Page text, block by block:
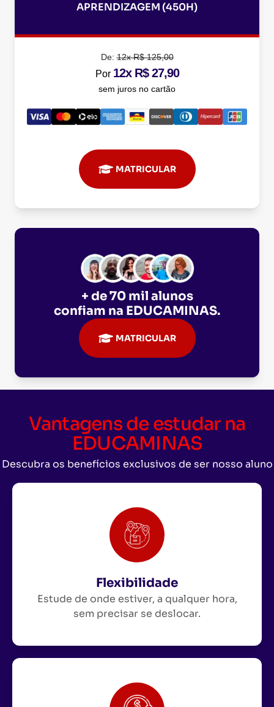
APRENDIZAGEM (450H)
De:12x R$ 125,00
Por 12x R$ 27,90
sem juros no cartão
MATRICULAR
+ de 70 mil alunos
confiam na EDUCAMINAS.
MATRICULAR
Vantagens de estudar na
EDUCAMINAS
Descubra os benefícios exclusivos de ser nosso aluno
Flexibilidade
Estude de onde estiver, a qualquer hora,
sem precisar se deslocar.